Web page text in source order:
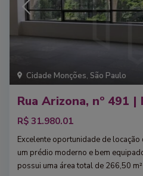
Cidade Monções, São Paulo
Rua Arizona, nº 491
R$ 31.980.01
Excelente oportunidade de
um prédio moderno e bem
possui uma área total de 266,50